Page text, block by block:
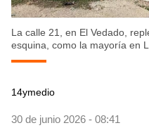
La calle 21, en El Vedado,
esquina, como la mayoría en
14ymedio
30 de junio 2026 - 08:41